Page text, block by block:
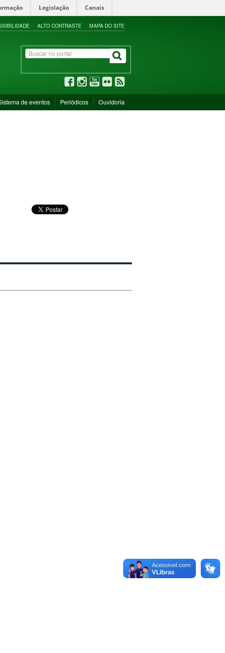
Legislação Canais
ALTO CONTRASTE MAPA DO SITE
de eventos Periódicos Ouvidoria